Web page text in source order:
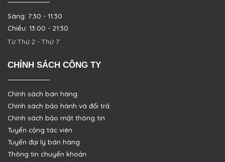
Sáng: 7:30 - 11:30
Chiều: 13:00 - 21:30
Từ Thứ 2 - Thứ 7
CHÍNH SÁCH CÔNG TY
Chính sách bán hàng
Chính sách bảo hành và đổi trả
Chính sách bảo mật thông tin
Tuyển cộng tác viên
Tuyển đại lý bán hàng
Thông tin chuyển khoản